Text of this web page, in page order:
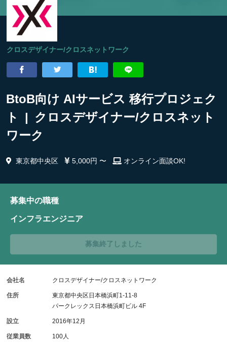
クロスデザイナー/クロスネットワーク
BtoB向け AIサービス 移行プロジェク
ト | クロスデザイナー/クロスネット
ワーク
東京都中央区 5,000円 〜 オンライン面談OK!
募集中の職種
インフラエンジニア
募集終了しました
会社名 クロスデザイナー/クロスネットワーク
住所
東京都中央区日本橋浜町1-11-8
パークレックス日本橋浜町ビル 4F
設立 2016年12月
従業員数 100人